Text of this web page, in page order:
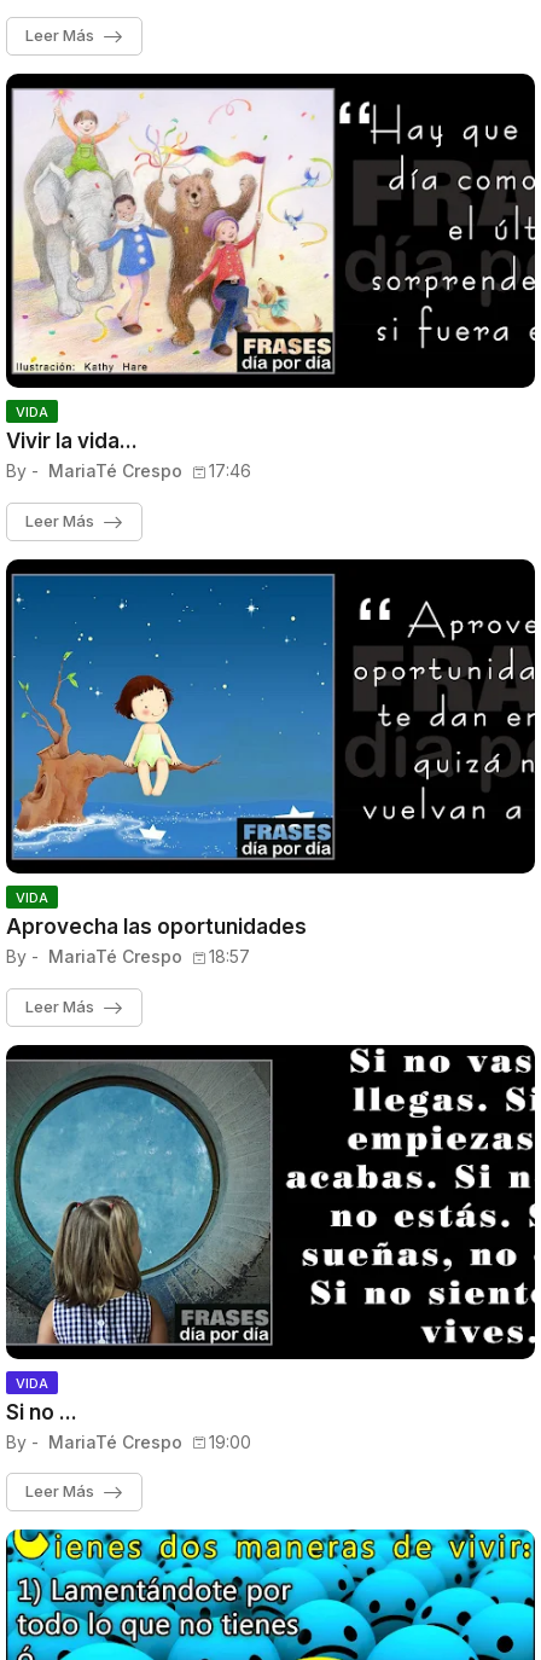
Leer Más
VIDA
Vivir la vida...
By - MariaTé Crespo 17:46
Leer Más
VIDA
Aprovecha las oportunidades
By - MariaTé Crespo 18:57
Leer Más
VIDA
Si no ...
By - MariaTé Crespo 19:00
Leer Más